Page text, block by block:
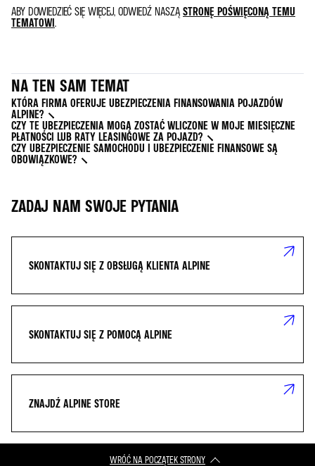
ABY DOWIEDZIEĆ SIĘ WIĘCEJ, ODWIEDŹ NASZĄ STRONĘ POŚWIĘCONĄ TEMU
TEMATOWI.
NA TEN SAM TEMAT
KTÓRA FIRMA OFERUJE UBEZPIECZENIA FINANSOWANIA POJAZDÓW
ALPINE?
CZY TE UBEZPIECZENIA MOGĄ ZOSTAĆ WLICZONE W MOJE MIESIĘCZNE
PŁATNOŚCI LUB RATY LEASINGOWE ZA POJAZD?
CZY UBEZPIECZENIE SAMOCHODU I UBEZPIECZENIE FINANSOWE SĄ
OBOWIĄZKOWE?
ZADAJ NAM SWOJE PYTANIA
SKONTAKTUJ SIĘ Z OBSŁUGĄ KLIENTA ALPINE
SKONTAKTUJ SIĘ Z POMOCĄ ALPINE
ZNAJDŹ ALPINE STORE
WRÓĆ NA POCZĄTEK STRONY